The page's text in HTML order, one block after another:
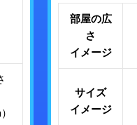
部屋の広
さ
イメージ
サイズ
イメージ